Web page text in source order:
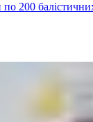
по 200